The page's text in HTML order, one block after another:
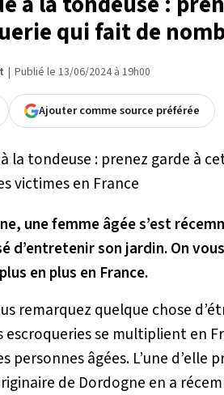
qui fait de
Publié le 13/06/2024 à 19h00
Ajouter comme source préférée
une femme âgée s’est
d’entretenir son jardin. On
en plus en France.
remarquez quelque chose
escroqueries se multiplient en
personnes âgées. L’une d’elle
de Dordogne en a